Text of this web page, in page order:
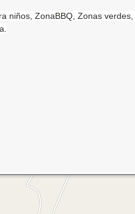
niños, ZonaBBQ, Zonas verdes,